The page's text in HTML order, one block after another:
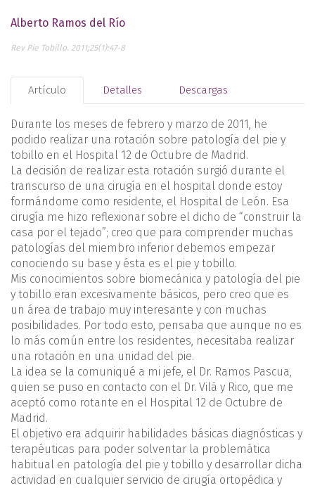
Alberto Ramos del Río
Rev Pie Tobillo. 2011;25(1):47-8
Artículo Detalles Descargas
Durante los meses de febrero y marzo de 2011, he
podido realizar una rotación sobre patología del pie y
tobillo en el Hospital 12 de Octubre de Madrid.
La decisión de realizar esta rotación surgió durante el
transcurso de una cirugía en el hospital donde estoy
formándome como residente, el Hospital de León. Esa
cirugía me hizo reflexionar sobre el dicho de “construir la
casa por el tejado”; creo que para comprender muchas
patologías del miembro inferior debemos empezar
conociendo su base y ésta es el pie y tobillo.
Mis conocimientos sobre biomecánica y patología del pie
y tobillo eran excesivamente básicos, pero creo que es
un área de trabajo muy interesante y con muchas
posibilidades. Por todo esto, pensaba que aunque no es
lo más común entre los residentes, necesitaba realizar
una rotación en una unidad del pie.
La idea se la comuniqué a mi jefe, el Dr. Ramos Pascua,
quien se puso en contacto con el Dr. Vilá y Rico, que me
aceptó como rotante en el Hospital 12 de Octubre de
Madrid.
El objetivo era adquirir habilidades básicas diagnósticas y
terapéuticas para poder solventar la problemática
habitual en patología del pie y tobillo y desarrollar dicha
actividad en cualquier servicio de cirugía ortopédica y